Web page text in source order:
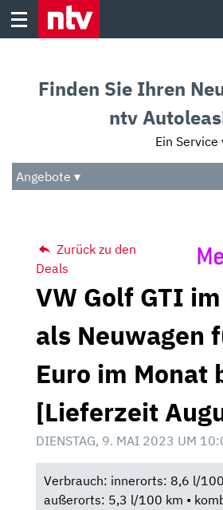
Skip
Audio
Das Beste
Finden Sie Ihren
ntv
Ein Service
Angebote ▾
Zurück zu den
Deals
VW Golf GTI
als Neuwagen
Euro im Monat
[Lieferzeit
DIENSTAG, 9. MAI 2023 UM
Verbrauch: innerorts: 8,6 l/
außerorts: 5,3 l/100 km •